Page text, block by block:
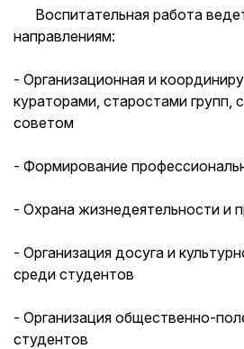
Воспитательная работа
направлениям:
- Организационная и
кураторами, старостами групп,
советом
- Формирование
- Охрана жизнедеятельности и
- Организация досуга и
среди студентов
- Организация общественно-
студентов